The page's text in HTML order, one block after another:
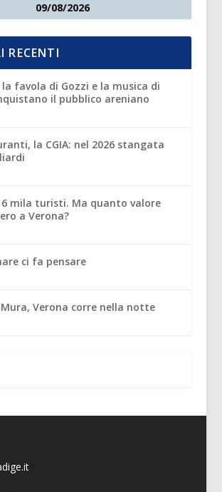
09/08/2026
RECENTI
favola di Gozzi e la musica di
il pubblico areniano
la CGIA: nel 2026 stangata
mila turisti. Ma quanto valore
a Verona?
ci fa pensare
Verona corre nella notte